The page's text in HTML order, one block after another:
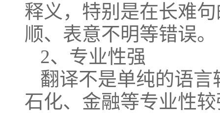
释义，特别是在长难
顺、表意不明等错误。
2、专业性强
翻译不是单纯的语
石化、金融等专业性